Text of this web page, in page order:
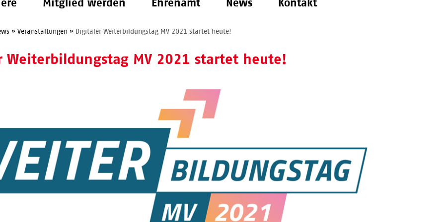
Mitglied werden Ehrenamt News Kontakt
»Veranstaltungen » Digitaler Weiterbildungstag MV 2021 startet heute!
Weiterbildungstag MV 2021 startet heute!